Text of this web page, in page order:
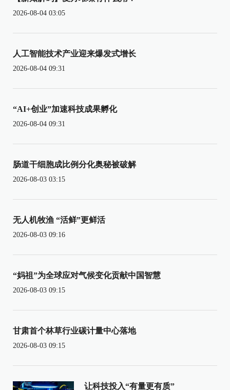
2026-08-04 03:05
人工智能技术产业迎来爆发式增长
2026-08-04 09:31
“AI+创业”加速科技成果孵化
2026-08-04 09:31
肠道干细胞成比例分化奥秘被破解
2026-08-03 03:15
无人机牧渔 “活鲜”更鲜活
2026-08-03 09:16
“妈祖”为全球应对气候变化贡献中国智慧
2026-08-03 09:15
甘肃首个林草行业碳计量中心落地
2026-08-03 09:15
让科技投入“有量更有质”